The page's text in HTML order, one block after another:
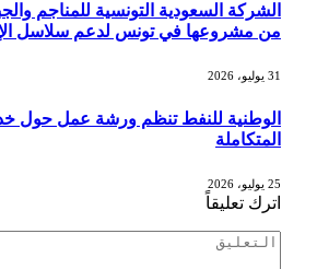
الشركة السعودية التونسية للمناجم
من مشروعها في تونس لدعم سلاسل
31 يوليو، 2026
الوطنية للنفط تنظم ورشة عمل حول
المتكاملة
25 يوليو، 2026
اترك تعليقاً